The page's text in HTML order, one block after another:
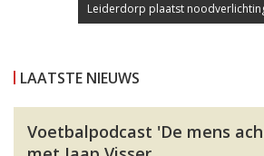
Leiderdorp plaatst
LAATSTE NIEUWS
Voetbalpodcast 'De mens